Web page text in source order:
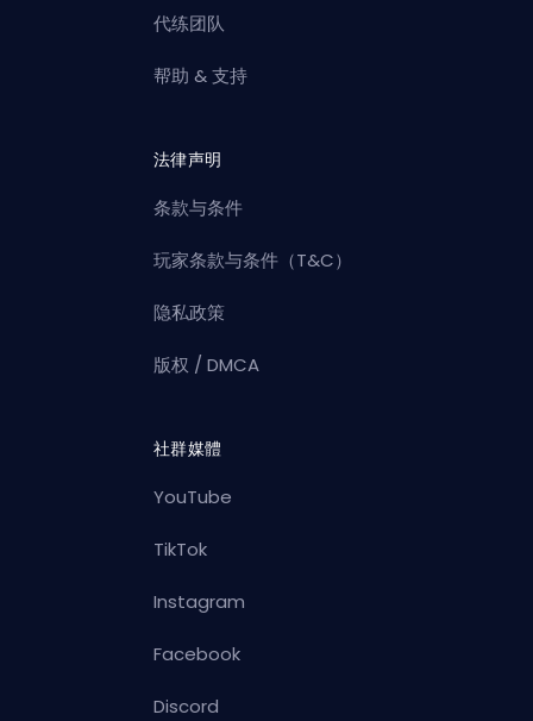
代练团队
帮助 & 支持
法律声明
条款与条件
玩家条款与条件（T&C）
隐私政策
版权 / DMCA
社群媒體
YouTube
TikTok
Instagram
Facebook
Discord